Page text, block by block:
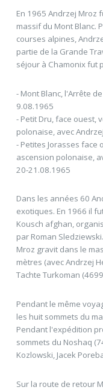
En 1965 Andrzej Mroz
massif du Mont Blanc.
courses alpines,
partie de la Grande
séjour à Chamonix fut
- Mont Blanc, l'Arrête
9.08.1965
- Petit Dru, face ouest,
polonaise, avec
- Petites Jorasses face
ascension polonaise,
20-21.08.1965
Dans les années 60
exotiques. En 1966 il
Kousch afghan,
par Roman
Mroz gravit dans le
mètres (avec Andrzej
Tachte Turkoman
Pendant le même
les huit sommets du
Pendant l'expédition
sommets du Noshaq
Kozlowski, Jacek
Sur la route de retour